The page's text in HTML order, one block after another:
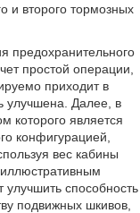
и второго тормозных
предохранительного
простой операции,
приходит в
улучшена. Далее, в
которого является
конфигурацией,
вес кабины
способность
подвижных шкивов,